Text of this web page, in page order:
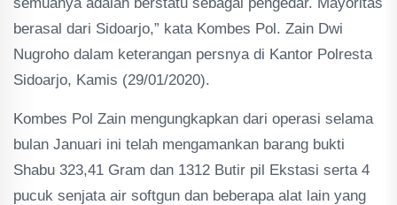
berasal dari Sidoarjo,” kata Kombes Pol. Zain Dwi
Nugroho dalam keterangan persnya di Kantor Polresta
Sidoarjo, Kamis (29/01/2020).
Kombes Pol Zain mengungkapkan dari operasi selama
bulan Januari ini telah mengamankan barang bukti
Shabu 323,41 Gram dan 1312 Butir pil Ekstasi serta 4
pucuk senjata air softgun dan beberapa alat lain yang